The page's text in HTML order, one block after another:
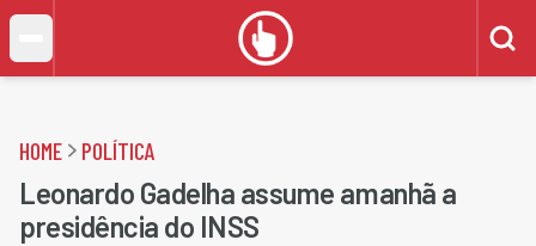
HOME POLÍTICA
Leonardo Gadelha assume amanhã a
presidência do INSS